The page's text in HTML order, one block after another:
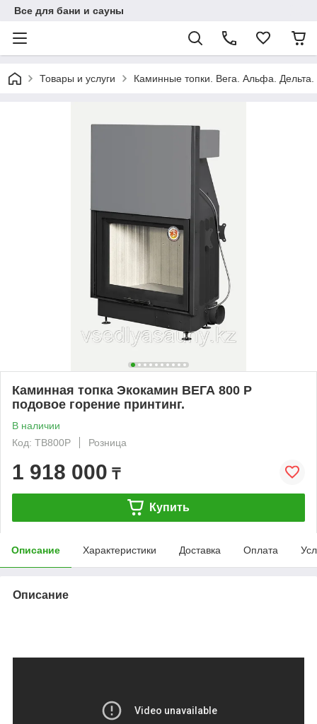
Все для бани и сауны
Товары и услуги Каминные топки. Вега. Альфа. Дельта.
Каминная топка Экокамин ВЕГА 800 P
подовое горение принтинг.
В наличии
Код: ТВ800Р
Розница
1 918 000 ₸
Купить
Описание Характеристики Доставка Оплата
Описание